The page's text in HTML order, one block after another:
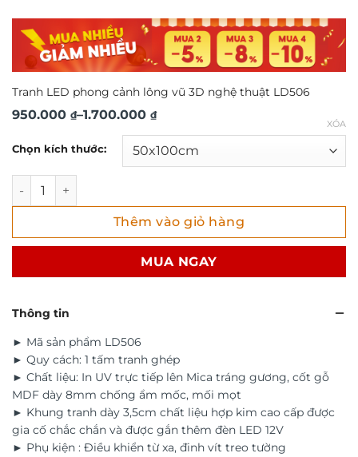
Tranh LED phong cảnh lông vũ 3D nghệ thuật LD506
950.000 ₫–1.700.000 ₫
Khoảng
950.000 ₫
đến
1.700.000 ₫
Chọn kích thước:
XÓA
Tranh LED phong cảnh lông vũ 3D nghệ thuật LD506 số
Thêm vào giỏ hàng
MUA NGAY
Thông tin
► Mã sản phẩm LD506
► Quy cách: 1 tấm tranh ghép
► Chất liệu: In UV trực tiếp lên Mica tráng gương, cốt gỗ
MDF dày 8mm chống ẩm mốc, mối mọt
► Khung tranh dày 3,5cm chất liệu hợp kim cao cấp được
gia cố chắc chắn và được gắn thêm đèn LED 12V
► Phụ kiện : Điều khiển từ xa, đinh vít treo tường